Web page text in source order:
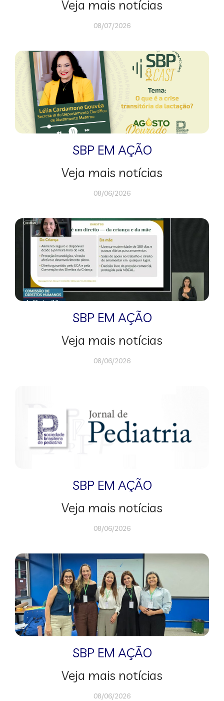
Veja mais notícias
08/07/2026
SBP EM AÇÃO
Veja mais notícias
08/06/2026
SBP EM AÇÃO
Veja mais notícias
08/06/2026
SBP EM AÇÃO
Veja mais notícias
08/06/2026
SBP EM AÇÃO
Veja mais notícias
08/06/2026